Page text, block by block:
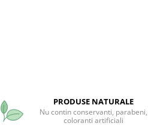
PRODUSE NATURALE
Nu contin conservanti, parabeni,
coloranti artificiali